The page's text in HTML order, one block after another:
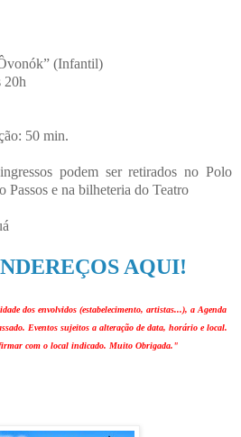
(Infantil)
20h
50 min.
podem ser retirados no Polo
e na bilheteria do Teatro
AQUI!
dos envolvidos (estabelecimento, artistas...), a Agenda
Eventos sujeitos a alteração de data, horário e local.
com o local indicado. Muito Obrigada."